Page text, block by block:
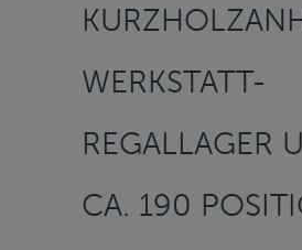
WERKSTATT-
REGALLAGER
CA. 190